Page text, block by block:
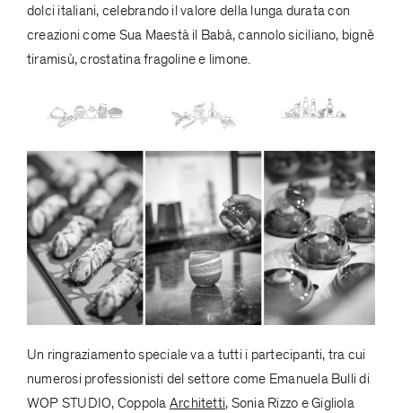
dolci italiani, celebrando il valore della lunga durata con
creazioni come Sua Maestà il Babà, cannolo siciliano, bignè
tiramisù, crostatina fragoline e limone.
Un ringraziamento speciale va a tutti i partecipanti, tra cui
numerosi professionisti del settore come Emanuela Bulli di
WOP STUDIO, Coppola Architetti, Sonia Rizzo e Gigliola